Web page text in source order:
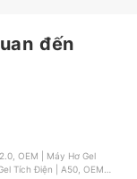
đến
OEM | Máy Hơ Gel
Tích Điện | A50, OEM |